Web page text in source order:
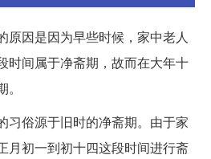
原因是因为早些时候，家中老人
时间属于净斋期，故而在大年十
习俗源于旧时的净斋期。由于家
月初一到初十四这段时间进行斋